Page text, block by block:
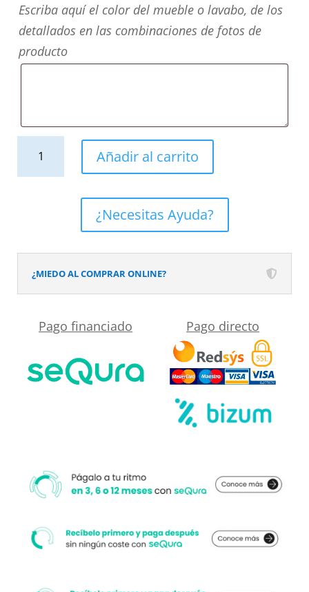
Escriba aquí el color del mueble o lavabo, de los
detallados en las combinaciones de fotos de
producto
2
cajones
fondo
lacado
MOKA
cantidad
Añadir al carrito
¿Necesitas Ayuda?
¿MIEDO AL COMPRAR ONLINE?
Pago financiado Pago directo